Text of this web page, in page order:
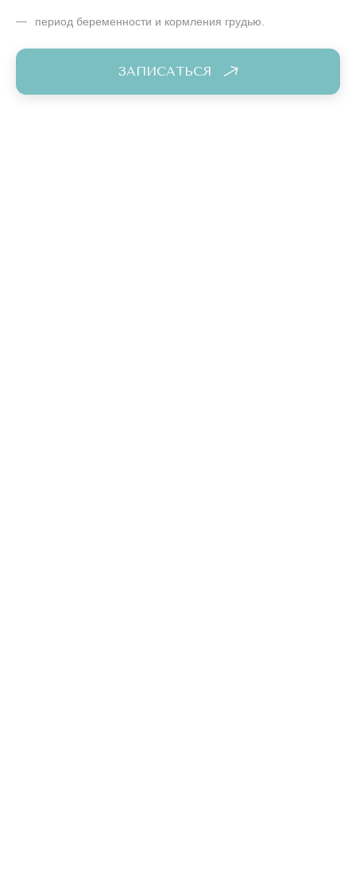
период беременности и кормления грудью.
ЗАПИСАТЬСЯ